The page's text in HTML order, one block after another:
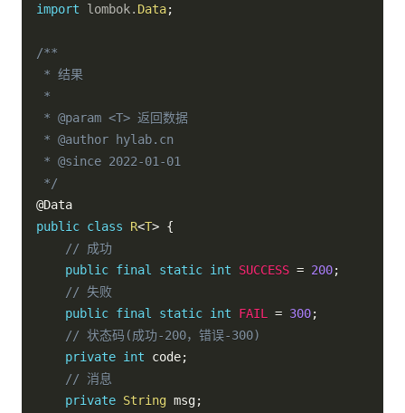
import
lombok. Data;
/**
* 结果
*
* @param <T> 返回数据
* @author hylab.cn
* @since 2022-01-01
*/
@Data
public class R<T> {
// 成功
public final static int SUCCESS = 200;
// 失败
public final static int FAIL = 300;
// 状态码(成功-200，错误-300)
private int code;
// 消息
private String msg;